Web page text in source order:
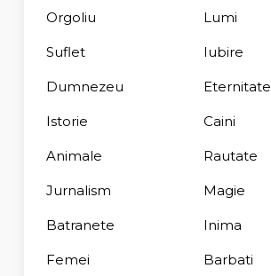
Orgoliu Lumi
Suflet Iubire
Dumnezeu Eternitate
Istorie Caini
Animale Rautate
Jurnalism Magie
Batranete Inima
Femei Barbati